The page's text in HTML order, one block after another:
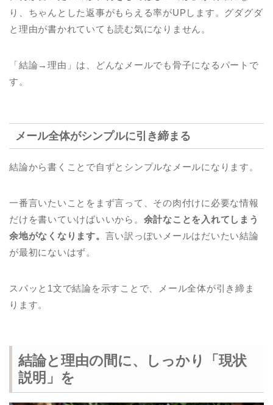
り、ちゃんとした返事がもらえる率がUPします。グダグダ
と理由が書かれていても読む気になりません。
「結論→理由」は、どんなメールでも骨子になるパートで
す。
メール全体がシンプルに引き締まる
結論から書くことで自ずとシンプルなメールになります。
一番言いたいことをまず言って、その肉付けに必要な情報
だけを書いていけばいいから。 余計なことを入れてしまう
余地がなくなります。 言い訳っぽいメールはだいたい結論
が最初にないはず。
スパッと1文で結論を示すことで、メール全体が引き締ま
ります。
結論と理由の間に、しっかり「現状
説明」を